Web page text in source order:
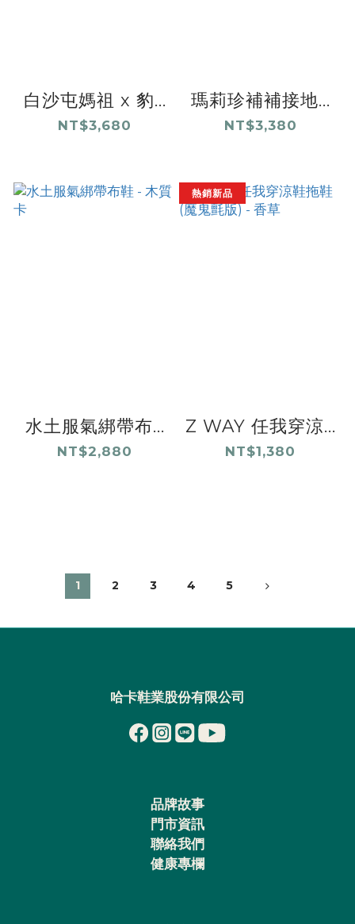
白沙屯媽祖 x 豹...
NT$3,680
瑪莉珍補補接地...
NT$3,380
水土服氣綁帶布...
NT$2,880
熱銷新品
Z WAY 任我穿涼...
NT$1,380
1 2 3 4 5
哈卡鞋業股份有限公司
品牌故事
門市資訊
聯絡我們
健康專欄